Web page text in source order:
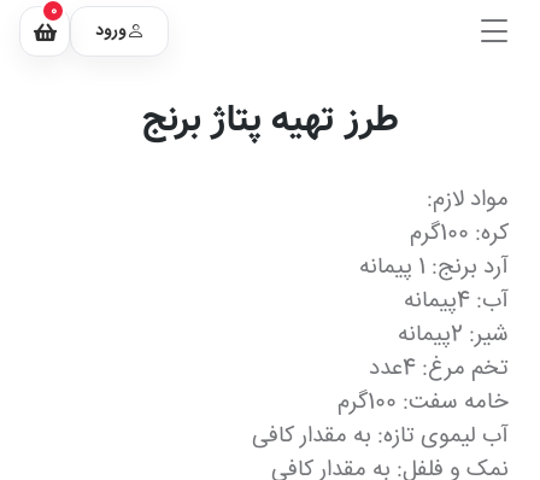
ورود
0
طرز تهیه پتاژ برنج
مواد لازم:
کره: 100گرم
آرد برنج: 1 پیمانه
آب: 4پیمانه
شیر: 2پیمانه
تخم مرغ: 4عدد
خامه سفت: 100گرم
آب لیموی تازه: به مقدار کافی
نمک و فلفل: به مقدار کافی